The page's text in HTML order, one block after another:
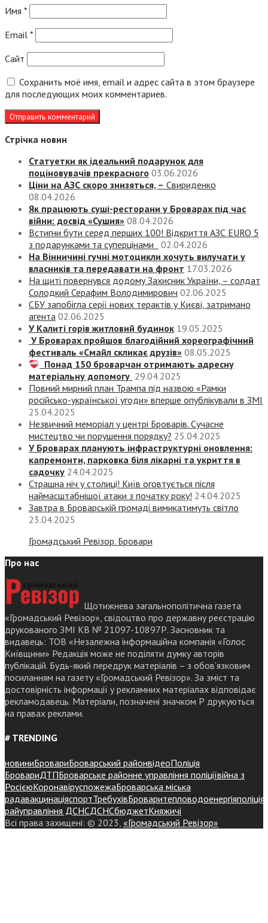
Имя *
Email *
Сайт
Сохранить моё имя, email и адрес сайта в этом браузере
для последующих моих комментариев.
Стрічка новин
Статуетки як ідеальний подарунок для
поціновувачів прекрасного 03.06.2026
Ціни на АЗС скоро знизяться, – Свириденко
08.04.2026
Як працюють суші-ресторани у Броварах під час
війни: досвід «Сушия» 08.04.2026
Встигни бути серед перших 100! Відкриття АЗС EURO 5
з подарунками та суперцінами
02.04.2026
На Вінничині гучні мотоцикли хочуть вилучати у
власників та передавати на фронт 17.03.2026
На щиті повернувся додому Захисник України, – солдат
Солодкий Серафим Володимирович 02.06.2025
СБУ запобігла серії нових терактів у Києві, затримано
агента 02.06.2025
У Калиті горів житловий будинок 19.05.2025
У Броварах пройшов благодійний хореографічний
фестиваль «Смайл скликає друзів» 08.05.2025
Понад 150 броварчан отримають адресну
матеріальну допомогу 29.04.2025
Повний мирний план Трампа під назвою «‎Рамки
російсько-української угоди» вперше опублікували в ЗМІ
25.04.2025
Незвичний меморіал у центрі Броварів. Сучасне
мистецтво чи порушення порядку? 25.04.2025
У Броварах планують інфраструктурні оновлення:
капремонти, парковка біля лікарні та укриття в
садочку 24.04.2025
Страшна ніч у столиці! Київ оговтується після
наймасштабнішої атаки з початку року! 24.04.2025
Завтра в Броварській громаді вимикатимуть світло
23.04.2025
Громадський Ревізор. Бровари
Про нас
Щотижнева загальнополітична газета
«Громадський Ревізор», свідоцтво про державну реєстрацію
друкованого ЗМІ КВ № 21097-10897Р. Засновник та
видавець: ТОВ «Незалежна інформаційна компанія «Голос
Київщини» Редакція може не поділяти думку авторів
публікацій. Будь-який передрук матеріалів – з обов’язковим
посиланням на газету «Громадський Ревізор». За зміст та
достовірність інформації у рекламних матеріалах відповідає
рекламодавець. Матеріали, позначені значком Р друкуються
на правах реклами.
# TRENDING
новиниБровариБроварський районвідеоПоліція
БровариДТПБроварське районне управління поліціївійна з
РосієюКоронавіруспожежаБроварська міська
радавакцинаціяспортТребухівБроваритепловодоенергіяполіція
райуправління ДСНСДСНСбюджетКняжичі
Всі права захищені: © 2023, «Громадський Ревізор»